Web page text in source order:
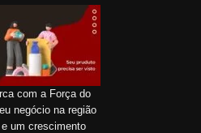
com a Força do
negócio na região
um crescimento